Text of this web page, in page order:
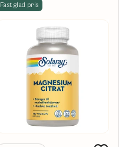
Fast glad pris